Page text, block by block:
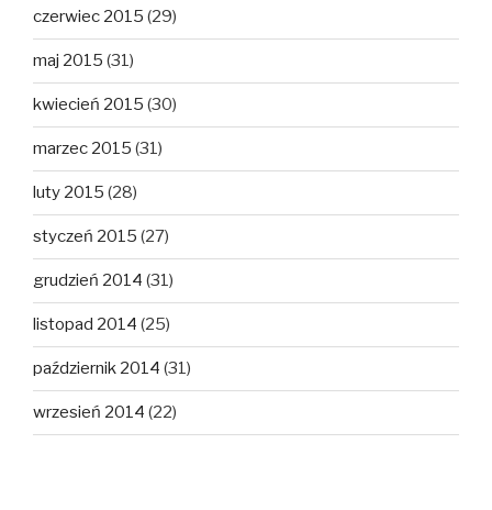
czerwiec 2015 (29)
maj 2015 (31)
kwiecień 2015 (30)
marzec 2015 (31)
luty 2015 (28)
styczeń 2015 (27)
grudzień 2014 (31)
listopad 2014 (25)
październik 2014 (31)
wrzesień 2014 (22)